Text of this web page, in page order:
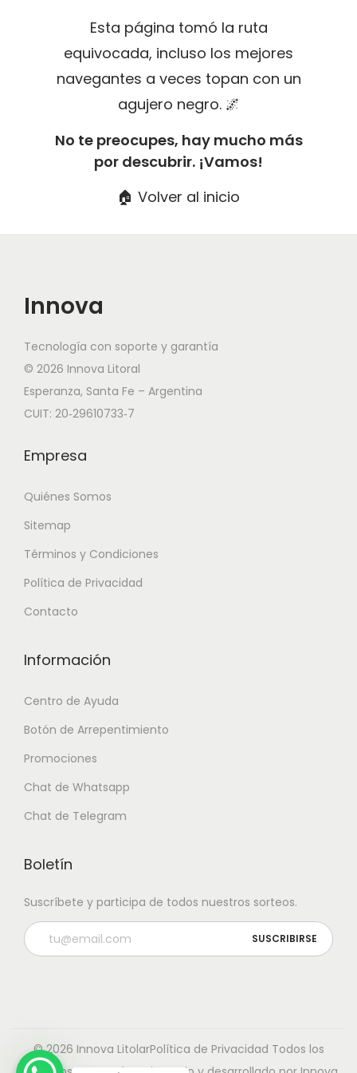
c
i
ó
d
o
Esta página tomó la ruta
equivocada, incluso los mejores
navegantes a veces topan con un
agujero negro. 🌌
No te preocupes, hay mucho más
por descubrir. ¡Vamos!
🏠 Volver al inicio
Innova
Tecnología con soporte y garantía
© 2026 Innova Litoral
Esperanza, Santa Fe – Argentina
CUIT: 20‑29610733‑7
Empresa
Quiénes Somos
Sitemap
Términos y Condiciones
Política de Privacidad
Contacto
Información
Centro de Ayuda
Botón de Arrepentimiento
Promociones
Chat de Whatsapp
Chat de Telegram
Boletín
Suscríbete y participa de todos nuestros sorteos.
© 2026 Innova LitolarPolítica de Privacidad Todos los